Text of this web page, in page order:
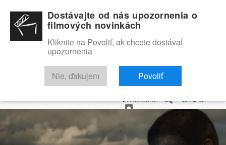
RECENZIE TRAILERY FILMOVÁ DATABÁZA
VYHĽADAŤ O NÁS
Dostávajte od nás upozornenia o
filmových novinkách
Kliknite na Povoliť, ak chcete dostávať
upozornenia
Nie, ďakujem Povoliť